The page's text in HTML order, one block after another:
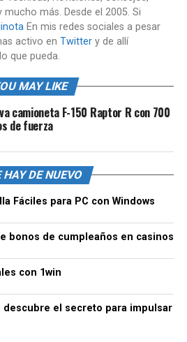
más. Desde el 2005. Si
En mis redes sociales a pesar
activo en Twittery de allí
que pueda.
MAY LIKE
camioneta F-150 Raptor R con 700
de fuerza
HAY DE NUEVO
Fáciles para PC con Windows
bonos de cumpleaños en casinos
con 1win
descubre el secreto para impulsar